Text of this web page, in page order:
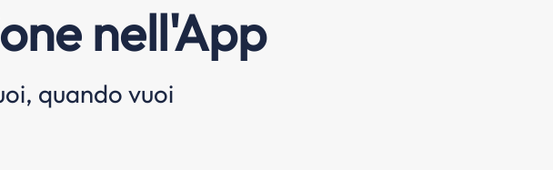
nell'App
quando vuoi